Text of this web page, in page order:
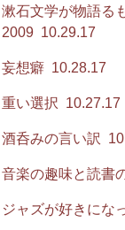
漱石文学が物語る
2009 10.29.17
妄想癖 10.28.17
重い選択 10.27.17
酒呑みの言い訳
音楽の趣味と読書
ジャズが好きにな